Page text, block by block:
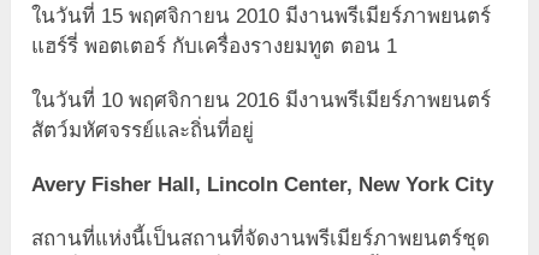
ในวันที่ 15 พฤศจิกายน 2010 มีงานพรีเมียร์ภาพยนตร์
แฮร์รี่ พอตเตอร์ กับเครื่องรางยมทูต ตอน 1
ในวันที่ 10 พฤศจิกายน 2016 มีงานพรีเมียร์ภาพยนตร์
สัตว์มหัศจรรย์และถิ่นที่อยู่
Avery Fisher Hall, Lincoln Center, New York City
สถานที่แห่งนี้เป็นสถานที่จัดงานพรีเมียร์ภาพยนตร์ชุด